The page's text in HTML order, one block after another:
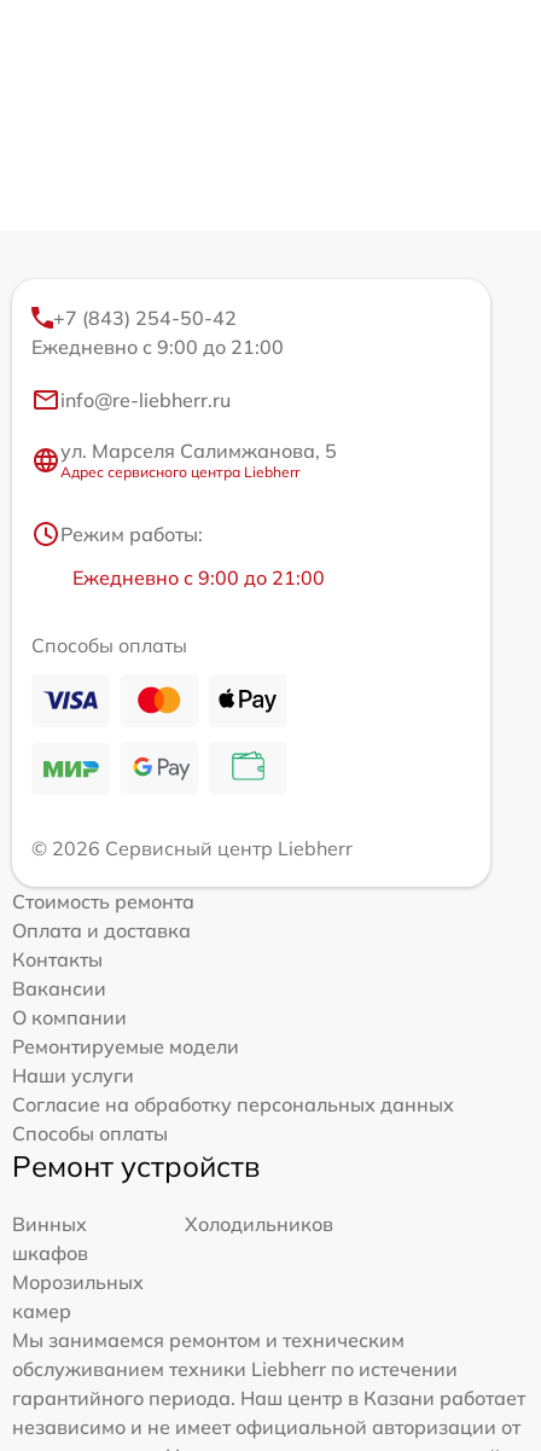
+7 (843) 254-50-42
Ежедневно с 9:00 до 21:00
info@re-liebherr.ru
ул. Марселя Салимжанова, 5
Адрес сервисного центра Liebherr
Режим работы:
Ежедневно с 9:00 до 21:00
Способы оплаты
© 2026 Сервисный центр Liebherr
Стоимость ремонта
Оплата и доставка
Контакты
Вакансии
О компании
Ремонтируемые модели
Наши услуги
Согласие на обработку персональных данных
Способы оплаты
Ремонт устройств
Винных
шкафов
Холодильников
Морозильных
камер
Мы занимаемся ремонтом и техническим
обслуживанием техники Liebherr по истечении
гарантийного периода. Наш центр в Казани работает
независимо и не имеет официальной авторизации от